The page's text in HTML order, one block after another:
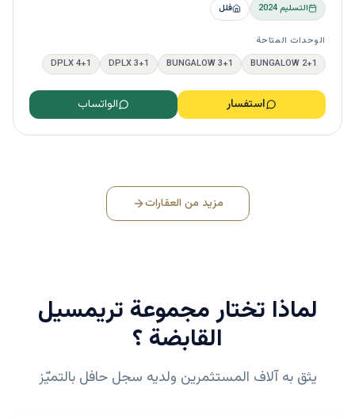
التسليم2024 فلل
الوحدات المتاحة
2+1 BUNGALOW
3+1 BUNGALOW
3+1 DPLX
4+1 DPLX
استفسار الواتساب
مزيد من العقارات
لماذا تختارمجموعة تريمسيل
القابضة؟
يثق به آلاف المستثمرين ولديه سجل حافل بالتميّز